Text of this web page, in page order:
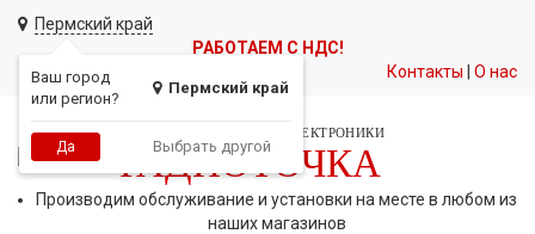
Пермский край
Ваш город
или регион?
Пермский край
Да Выбрать другой
РАБОТАЕМ С НДС!
Контакты
О нас
СЕТЬ МАГАЗИНОВ АВТОЭЛЕКТРОНИКИ
РАДИОТОЧКА
Производим обслуживание и установки на месте в любом из
наших магазинов